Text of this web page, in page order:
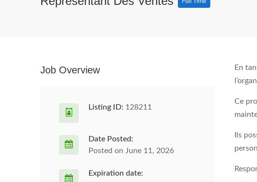
En
Ce
Ils
Job Overview
Listing ID: 128211
Date Posted:
Posted on June 11, 2026
Expiration date: